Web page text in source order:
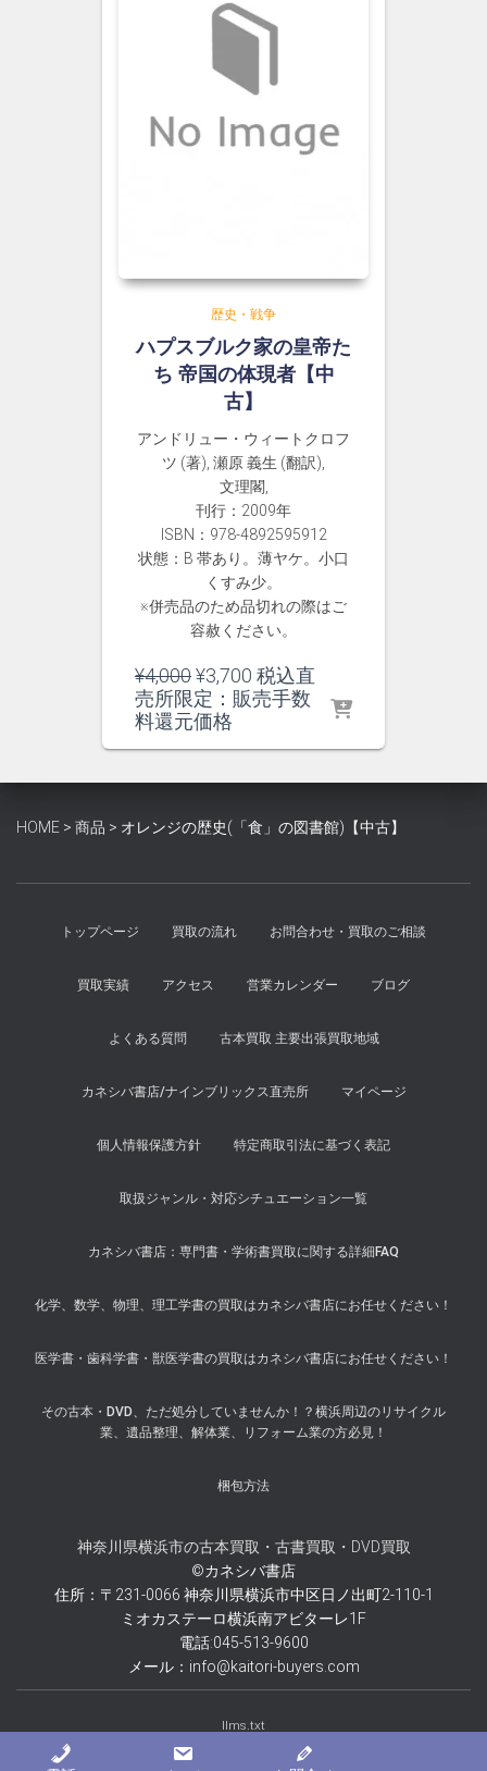
歴史・戦争
ハプスブルク家の皇帝た
ち 帝国の体現者【中
古】
アンドリュー・ウィートクロフ
ツ (著), 瀬原 義生 (翻訳),
文理閣,
刊行：2009年
ISBN：978-4892595912
状態：B 帯あり。薄ヤケ。小口
くすみ少。
※併売品のため品切れの際はご
容赦ください。
¥4,000元
の
価
¥4,000
し
¥3,700 現
在
は
で
税込直
売所限定：販売手数
料還元価格
HOME > 商品 > オレンジの歴史(「食」の図書館)【中古】
トップページ 買取の流れ お問合わせ・買取のご相談
買取実績 アクセス 営業カレンダー ブログ
よくある質問 古本買取 主要出張買取地域
カネシバ書店/ナインブリックス直売所 マイページ
個人情報保護方針 特定商取引法に基づく表記
取扱ジャンル・対応シチュエーション一覧
カネシバ書店：専門書・学術書買取に関する詳細FAQ
化学、数学、物理、理工学書の買取はカネシバ書店にお任せください！
医学書・歯科学書・獣医学書の買取はカネシバ書店にお任せください！
その古本・DVD、ただ処分していませんか！？横浜周辺のリサイクル
業、遺品整理、解体業、リフォーム業の方必見！
梱包方法
神奈川県横浜市の古本買取・古書買取・DVD買取
©カネシバ書店
住所：〒231-0066 神奈川県横浜市中区日ノ出町2-110-1
ミオカステーロ横浜南アビターレ1F
電話:045-513-9600
メール：info@kaitori-buyers.com
llms.txt